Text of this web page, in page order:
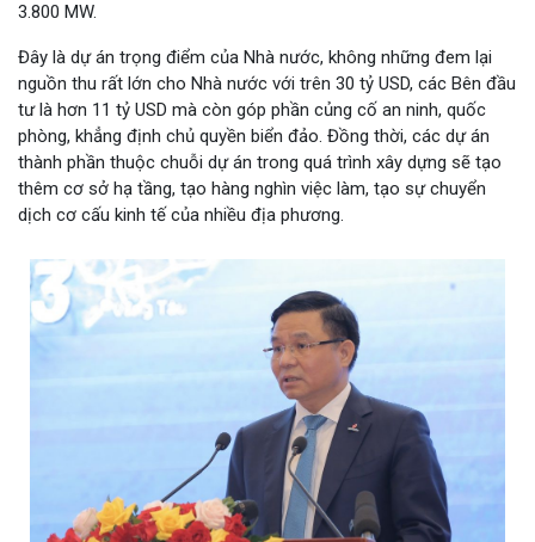
3.800 MW.
Đây là dự án trọng điểm của Nhà nước, không những đem lại
nguồn thu rất lớn cho Nhà nước với trên 30 tỷ USD, các Bên đầu
tư là hơn 11 tỷ USD mà còn góp phần củng cố an ninh, quốc
phòng, khẳng định chủ quyền biển đảo. Đồng thời, các dự án
thành phần thuộc chuỗi dự án trong quá trình xây dựng sẽ tạo
thêm cơ sở hạ tầng, tạo hàng nghìn việc làm, tạo sự chuyển
dịch cơ cấu kinh tế của nhiều địa phương.